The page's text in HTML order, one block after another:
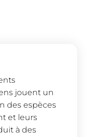
jouent un
des espèces
et leurs
à des